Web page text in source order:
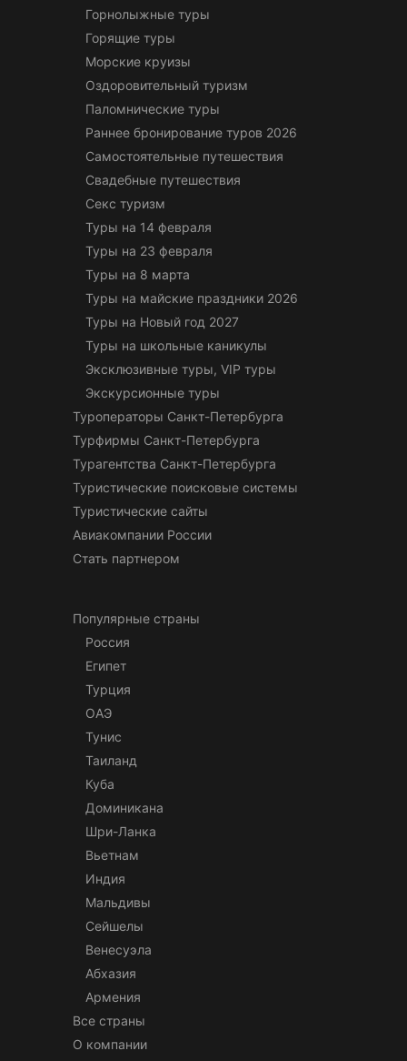
Горнолыжные туры
Горящие туры
Морские круизы
Оздоровительный туризм
Паломнические туры
Раннее бронирование туров 2026
Самостоятельные путешествия
Свадебные путешествия
Секс туризм
Туры на 14 февраля
Туры на 23 февраля
Туры на 8 марта
Туры на майские праздники 2026
Туры на Новый год 2027
Туры на школьные каникулы
Эксклюзивные туры, VIP туры
Экскурсионные туры
Туроператоры Санкт-Петербурга
Турфирмы Санкт-Петербурга
Турагентства Санкт-Петербурга
Туристические поисковые системы
Туристические сайты
Авиакомпании России
Стать партнером
Популярные страны
Россия
Египет
Турция
ОАЭ
Тунис
Таиланд
Куба
Доминикана
Шри-Ланка
Вьетнам
Индия
Мальдивы
Сейшелы
Венесуэла
Абхазия
Армения
Все страны
О компании